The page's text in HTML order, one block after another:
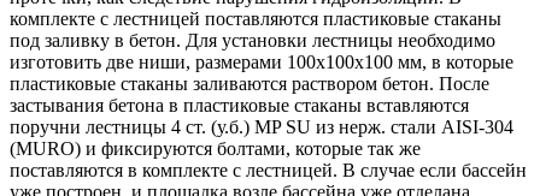
комплекте с лестницей поставляются пластиковые стаканы
под заливку в бетон. Для установки лестницы необходимо
изготовить две ниши, размерами 100х100х100 мм, в которые
пластиковые стаканы заливаются раствором бетон. После
застывания бетона в пластиковые стаканы вставляются
поручни лестницы 4 ст. (у.б.) MP SU из нерж. стали AISI-304
(MURO) и фиксируются болтами, которые так же
поставляются в комплекте с лестницей. В случае если бассейн